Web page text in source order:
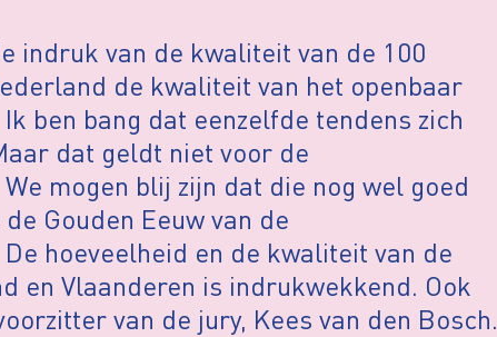
indruk van de kwaliteit van de 100
de kwaliteit van het openbaar
ben bang dat eenzelfde tendens zich
dat geldt niet voor de
mogen blij zijn dat die nog wel goed
Gouden Eeuw van de
hoeveelheid en de kwaliteit van de
en Vlaanderen is indrukwekkend. Ook
van de jury, Kees van den Bosch.